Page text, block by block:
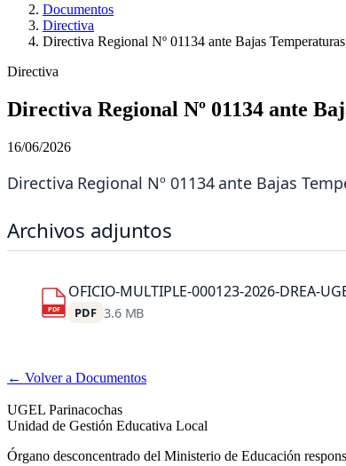
Documentos
Directiva
Directiva Regional Nº 01134 ante Bajas
Directiva
Directiva Regional Nº 01134 ante
16/06/2026
Directiva Regional Nº 01134 ante Bajas
Archivos adjuntos
PDF
OFICIO-MULTIPLE-000123-2026-DREA-
PDF 3.6 MB
← Volver a Documentos
UGEL Parinacochas
Unidad de Gestión Educativa Local
Órgano desconcentrado del Ministerio de Educación